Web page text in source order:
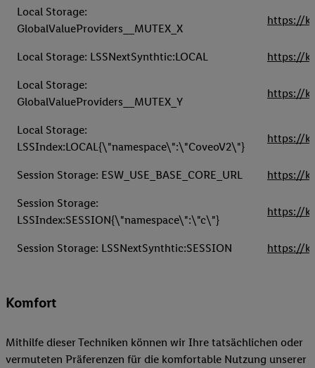
Local Storage:
GlobalValueProviders__MUTEX_X
https://
Local Storage: LSSNextSynthtic:LOCAL https://
Local Storage:
GlobalValueProviders__MUTEX_Y
https://
Local Storage:
LSSIndex:LOCAL{\"namespace\":\"CoveoV2\"}
https://
Session Storage: ESW_USE_BASE_CORE_URL https://
Session Storage:
LSSIndex:SESSION{\"namespace\":\"c\"}
https://
Session Storage: LSSNextSynthtic:SESSION https://
Komfort
Mithilfe dieser Techniken können wir Ihre tatsächlichen oder
vermuteten Präferenzen für die komfortable Nutzung unserer